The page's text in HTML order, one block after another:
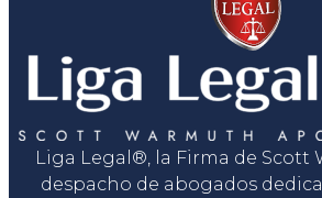
Liga Legal®, la Firma de Scott
despacho de abogados